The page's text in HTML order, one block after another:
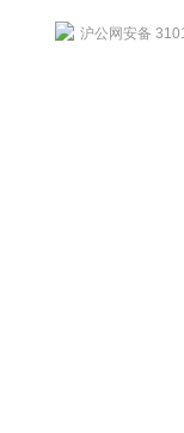
沪公网安备